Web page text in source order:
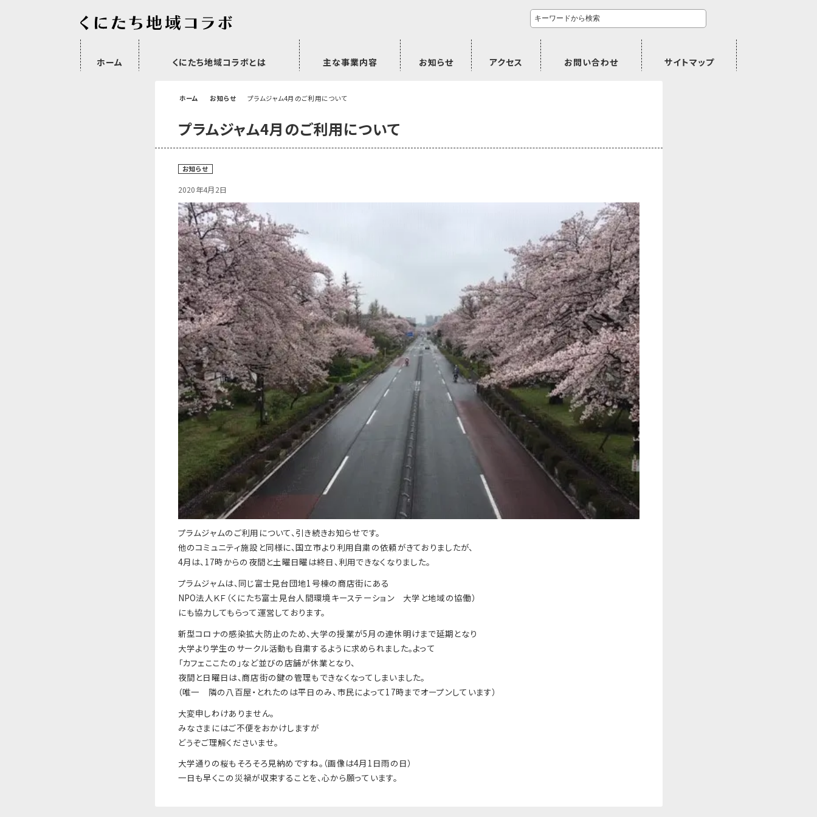
ホーム くにたち地域コラボとは 主な事業内容 お知らせ アクセス お問い合わせ サイトマップ
ホーム お知らせ プラムジャム4月のご利用について
プラムジャム4月のご利用について
お知らせ
2020年4月2日
プラムジャムのご利用について、引き続きお知らせです。
他のコミュニティ施設と同様に、国立市より利用自粛の依頼がきておりましたが、
4月は、17時からの夜間と土曜日曜は終日、利用できなくなりました。
プラムジャムは、同じ富士見台団地1号棟の商店街にある
NPO法人ＫＦ（くにたち富士見台人間環境キーステーション 大学と地域の協働）
にも協力してもらって運営しております。
新型コロナの感染拡大防止のため、大学の授業が5月の連休明けまで延期となり
大学より学生のサークル活動も自粛するように求められました。よって
「カフェここたの」など並びの店舗が休業となり、
夜間と日曜日は、商店街の鍵の管理もできなくなってしまいました。
（唯一 隣の八百屋・とれたのは平日のみ、市民によって17時までオープンしています）
大変申しわけありません。
みなさまにはご不便をおかけしますが
どうぞご理解くださいませ。
大学通りの桜もそろそろ見納めですね。（画像は4月1日雨の日）
一日も早くこの災禍が収束することを、心から願っています。